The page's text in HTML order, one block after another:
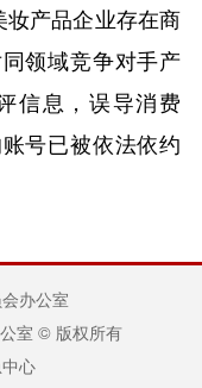
妆产品企业存在商
领域竞争对手产
信息，误导消费
号已被依法依约
办公室
室 © 版权所有
心